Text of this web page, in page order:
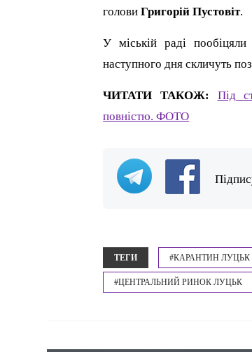
головиГригорій Пустовіт.
У міській раді
наступного дня скличуть
ЧИТАТИ ТАКОЖ: Під
повністю. ФОТО
ТЕГИ #КАРАНТИН ЛУЦЬК
#ЦЕНТРАЛЬНИЙ РИНОК ЛУЦЬК